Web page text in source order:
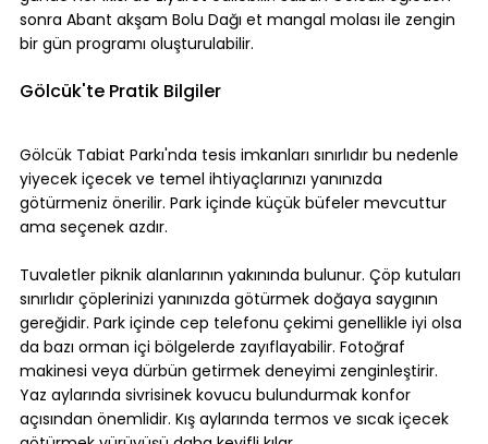
sonra Abant akşam Bolu Dağı et mangal molası ile zengin
bir gün programı oluşturulabilir.
Gölcük'te Pratik Bilgiler
Gölcük Tabiat Parkı'nda tesis imkanları sınırlıdır bu nedenle
yiyecek içecek ve temel ihtiyaçlarınızı yanınızda
götürmeniz önerilir. Park içinde küçük büfeler mevcuttur
ama seçenek azdır.
Tuvaletler piknik alanlarının yakınında bulunur. Çöp kutuları
sınırlıdır çöplerinizi yanınızda götürmek doğaya saygının
gereğidir. Park içinde cep telefonu çekimi genellikle iyi olsa
da bazı orman içi bölgelerde zayıflayabilir. Fotoğraf
makinesi veya dürbün getirmek deneyimi zenginleştirir.
Yaz aylarında sivrisinek kovucu bulundurmak konfor
açısından önemlidir. Kış aylarında termos ve sıcak içecek